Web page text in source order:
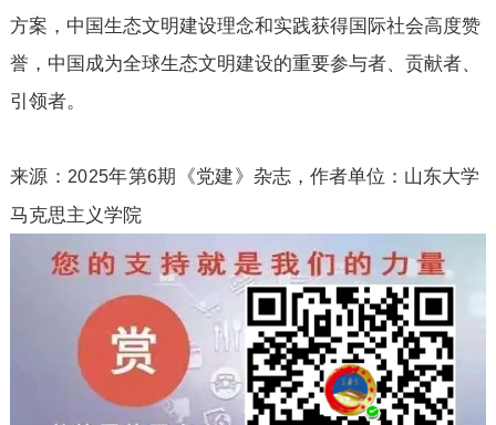
方案，中国生态文明建设理念和实践获得国际社会高度赞
誉，中国成为全球生态文明建设的重要参与者、贡献者、
引领者。
来源： 2025年第6期《党建》杂志，作者单位：山东大学
马克思主义学院